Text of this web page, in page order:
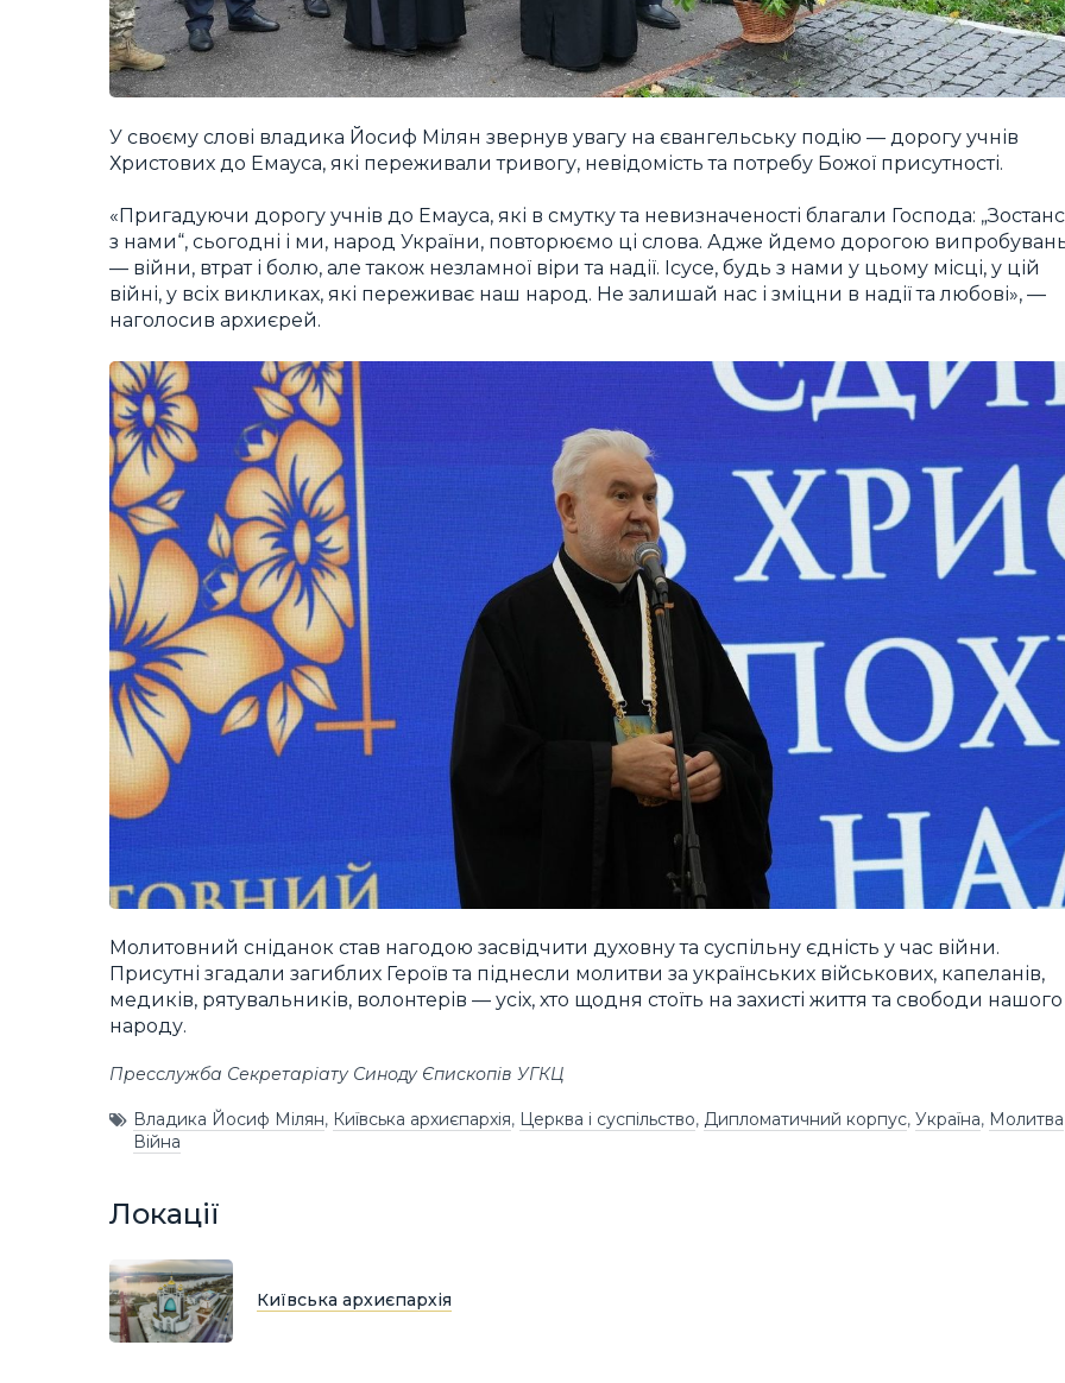
У своєму слові владика Йосиф Мілян звернув увагу на євангельську подію — дорогу учнів
Христових до Емауса, які переживали тривогу, невідомість та потребу Божої присутності.
«Пригадуючи дорогу учнів до Емауса, які в смутку та невизначеності благали Господа:
з нами“, сьогодні і ми, народ України, повторюємо ці слова. Адже йдемо дорогою
— війни, втрат і болю, але також незламної віри та надії. Ісусе, будь з нами у цьому місці, у цій
війні, у всіх викликах, які переживає наш народ. Не залишай нас і зміцни в надії та любові», —
наголосив архиєрей.
Молитовний сніданок став нагодою засвідчити духовну та суспільну єдність у час війни.
Присутні згадали загиблих Героїв та піднесли молитви за українських військових, капеланів,
медиків, рятувальників, волонтерів — усіх, хто щодня стоїть на захисті життя та свободи нашого
народу.
Пресслужба Секретаріату Синоду Єпископів УГКЦ
Владика Йосиф Мілян, Київська архиєпархія, Церква і суспільство, Дипломатичний корпус, Україна, Молитва
Війна
Локації
Київська архиєпархія